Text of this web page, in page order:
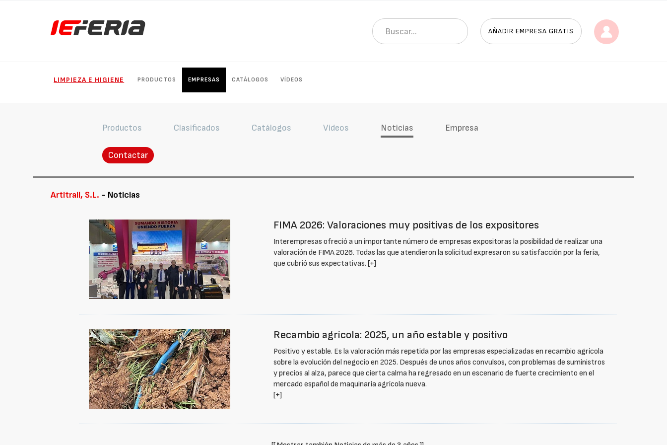
AÑADIR EMPRESA GRATIS
LIMPIEZA E HIGIENE PRODUCTOS EMPRESAS CATÁLOGOS VÍDEOS
Productos Clasificados Catálogos Vídeos Noticias Empresa
Contactar
Artitrail, S.L. - Noticias
FIMA 2026: Valoraciones muy positivas de los expositores
Interempresas ofreció a un importante número de empresas expositoras la posibilidad de realizar una
valoración de FIMA 2026. Todas las que atendieron la solicitud expresaron su satisfacción por la feria,
que cubrió sus expectativas.[+]
Recambio agrícola: 2025, un año estable y positivo
Positivo y estable. Es la valoración más repetida por las empresas especializadas en recambio agrícola
sobre la evolución del negocio en 2025. Después de unos años convulsos, con problemas de suministros
y precios al alza, parece que cierta calma ha regresado en un escenario de fuerte crecimiento en el
mercado español de maquinaria agrícola nueva.
[+]